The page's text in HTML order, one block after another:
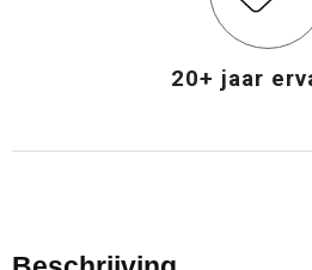
20+ jaar